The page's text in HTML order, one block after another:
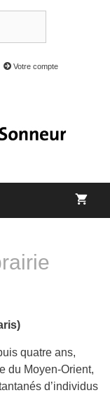
Votre compte
quatre ans,
du Moyen-Orient,
d’individus